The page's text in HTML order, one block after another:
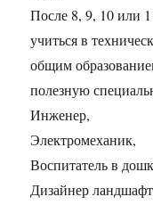
После 8, 9, 10 или
учиться в
общим
полезную
Инженер,
Электромеханик,
Воспитатель в
Дизайнер